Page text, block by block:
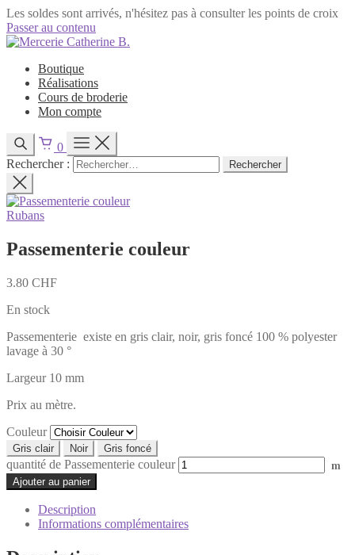
Les soldes sont arrivés, n'hésitez pas à consulter les points de croix
Passer au contenu
Boutique
Réalisations
Cours de broderie
Mon compte
0
Rechercher :
Rubans
Passementerie couleur
3.80 CHF
En stock
Passementerie existe en gris clair, noir, gris foncé 100 % polyester
lavage à 30 °
Largeur 10 mm
Prix au mètre.
Couleur
Gris clair Noir Gris foncé
quantité de Passementerie couleur m
Ajouter au panier
Description
Informations complémentaires